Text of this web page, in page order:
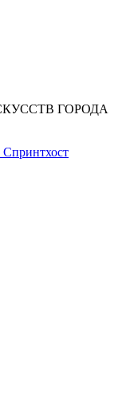
ГОРОДА
Спринтхост